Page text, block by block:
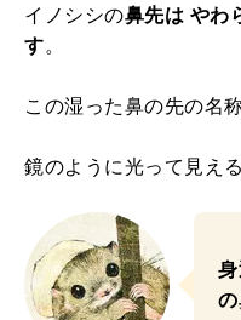
イノシシの鼻先は やわ
す。
この湿った鼻の先の名
鏡のように光って見え